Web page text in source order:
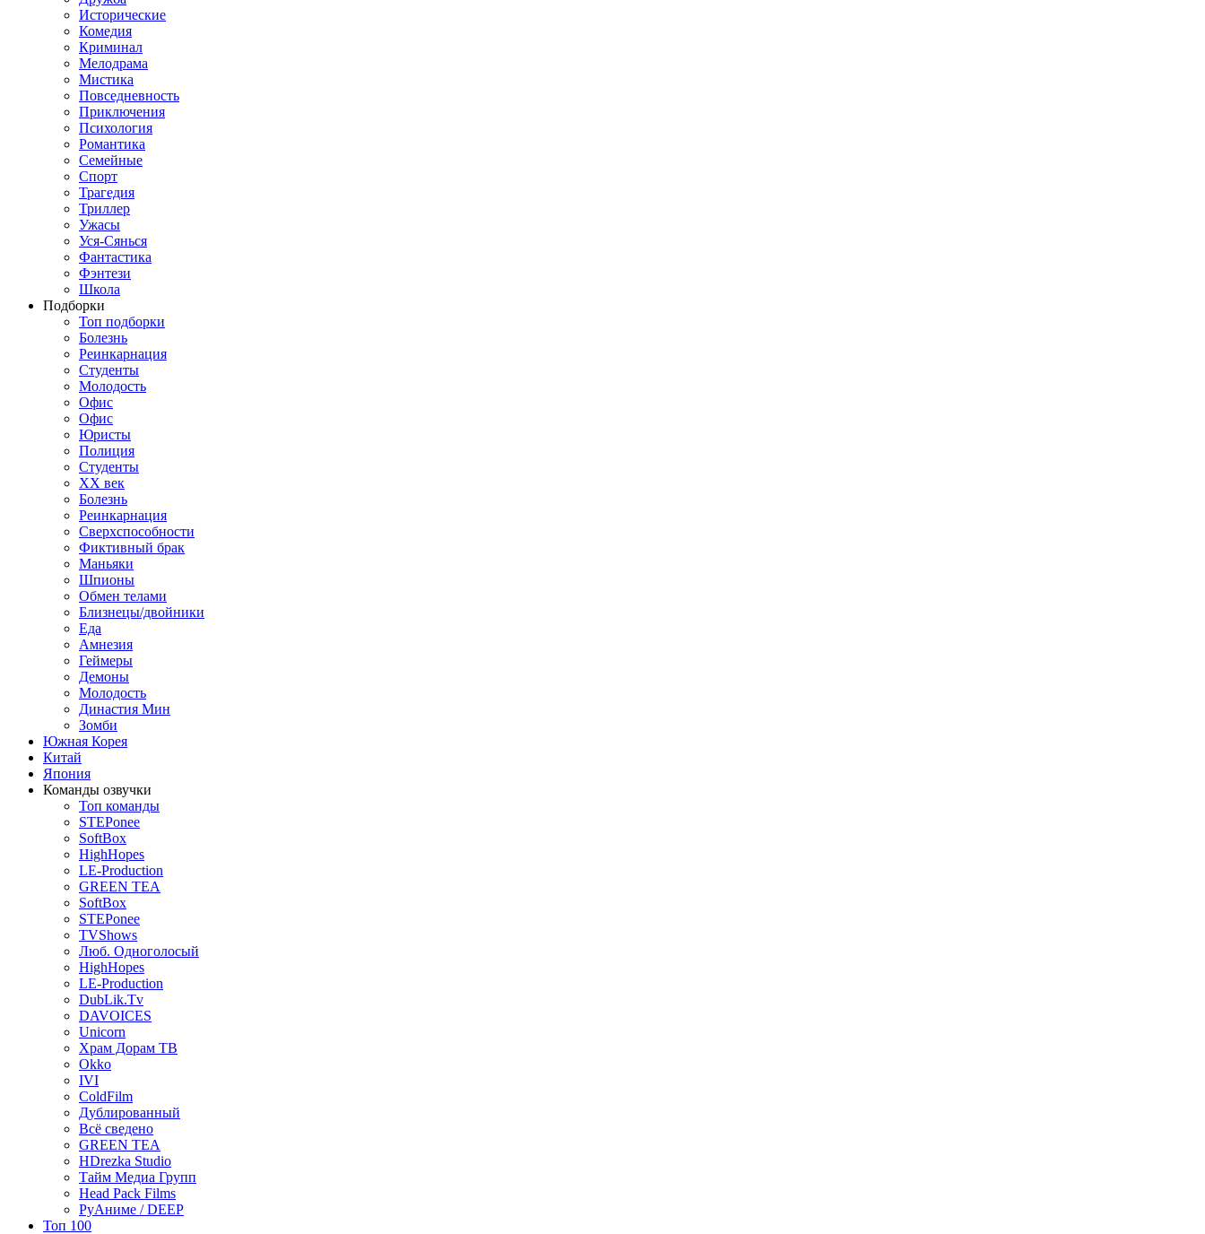
Исторические
Комедия
Криминал
Мелодрама
Мистика
Повседневность
Приключения
Психология
Романтика
Семейные
Спорт
Трагедия
Триллер
Ужасы
Уся-Сянься
Фантастика
Фэнтези
Школа
Подборки
Топ подборки
Болезнь
Реинкарнация
Студенты
Молодость
Офис
Офис
Юристы
Полиция
Студенты
ХХ век
Болезнь
Реинкарнация
Сверхспособности
Фиктивный брак
Маньяки
Шпионы
Обмен телами
Близнецы/двойники
Еда
Амнезия
Геймеры
Демоны
Молодость
Династия Мин
Зомби
Южная Корея
Китай
Япония
Команды озвучки
Топ команды
STEPonee
SoftBox
HighHopes
LE-Production
GREEN TEA
SoftBox
STEPonee
TVShows
Люб. Одноголосый
HighHopes
LE-Production
DubLik.Tv
DAVOICES
Unicorn
Храм Дорам ТВ
Okko
IVI
ColdFilm
Дублированный
Всё сведено
GREEN TEA
HDrezka Studio
Тайм Медиа Групп
Head Pack Films
РуАниме / DEEP
Топ 100